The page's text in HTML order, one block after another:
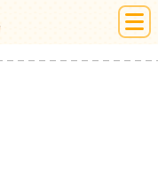
絵本ひろば